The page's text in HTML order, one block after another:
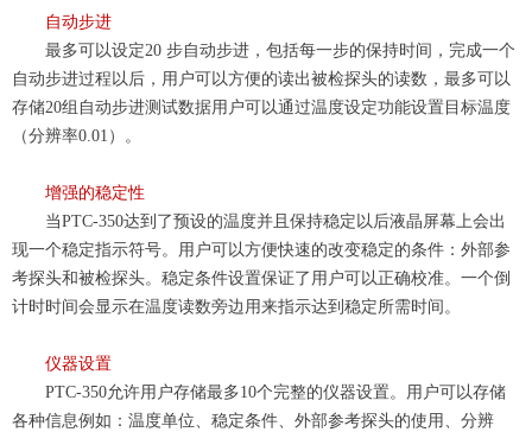
自动步进
最多可以设定20 步自动步进，包括每一步的保持时间，完成一个
自动步进过程以后 ，用户可以方便的读出被检探头的读数 ，最多可以
存储20组自动步进测试数据用户可以通过温度设定功能设置目标温度
（分辨率0.01）。
增强的稳定性
当PTC-350达到 了预设的温度并且保持稳定以后液晶屏幕上会出
现一个稳定指示符号。用户可以方便快速的改变稳定的条件：外部参
考探头和被检探头。稳定条件设置保证了用户可以正确校准。一个倒
计时时间会显示在温度读数旁边用来指示达到稳定所需时间。
仪器设置
PTC-350允许用户存储最多10个完整的仪器设置。用户可以存储
各种信息例如：温度单位、稳定条件、外部参考探头的使用、分辨